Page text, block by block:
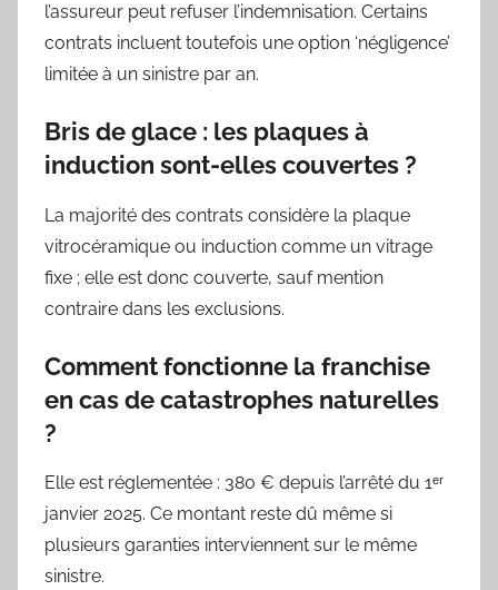
l’assureur peut refuser l’indemnisation. Certains
contrats incluent toutefois une option ‘négligence’
limitée à un sinistre par an.
Bris de glace : les plaques à
induction sont-elles couvertes ?
La majorité des contrats considère la plaque
vitrocéramique ou induction comme un vitrage
fixe ; elle est donc couverte, sauf mention
contraire dans les exclusions.
Comment fonctionne la franchise
en cas de catastrophes naturelles
?
Elle est réglementée : 380 € depuis l’arrêté du 1ᵉʳ
janvier 2025. Ce montant reste dû même si
plusieurs garanties interviennent sur le même
sinistre.